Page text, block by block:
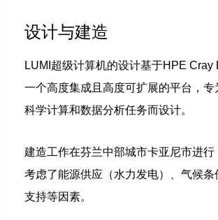
设计与建造
LUMI超级计算机的设计基于HPE Cray
一个高度集成且高度可扩展的平台，专
科学计算和数据分析任务而设计。
建造工作在芬兰中部城市卡亚尼市进行
考虑了能源供应（水力发电）、气候条
支持等因素。